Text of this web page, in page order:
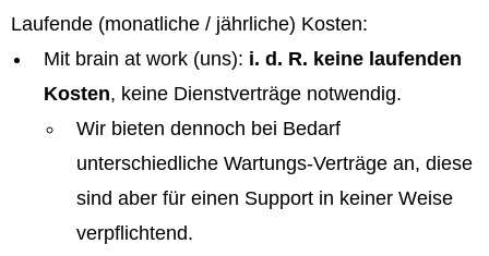
Laufende (monatliche / jährliche) Kosten:
Mit brain at work (uns): i. d. R. keine laufenden
Kosten, keine Dienstverträge notwendig.
Wir bieten dennoch bei Bedarf
unterschiedliche Wartungs-Verträge an, diese
sind aber für einen Support in keiner Weise
verpflichtend.